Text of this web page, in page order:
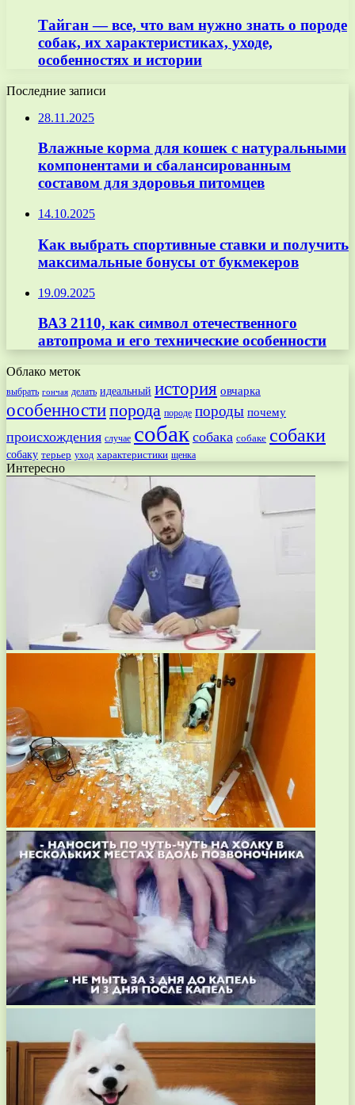
Тайган — все, что вам нужно знать о породе
собак, их характеристиках, уходе,
особенностях и истории
Последние записи
28.11.2025
Влажные корма для кошек с натуральными
компонентами и сбалансированным
составом для здоровья питомцев
14.10.2025
Как выбрать спортивные ставки и получить
максимальные бонусы от букмекеров
19.09.2025
ВАЗ 2110, как символ отечественного
автопрома и его технические особенности
Облако меток
выбрать гончая делать идеальный история овчарка
особенностипорода породе породы почему
происхождения случае собак собака собаке собаки
собаку терьер уход характеристики щенка
Интересно